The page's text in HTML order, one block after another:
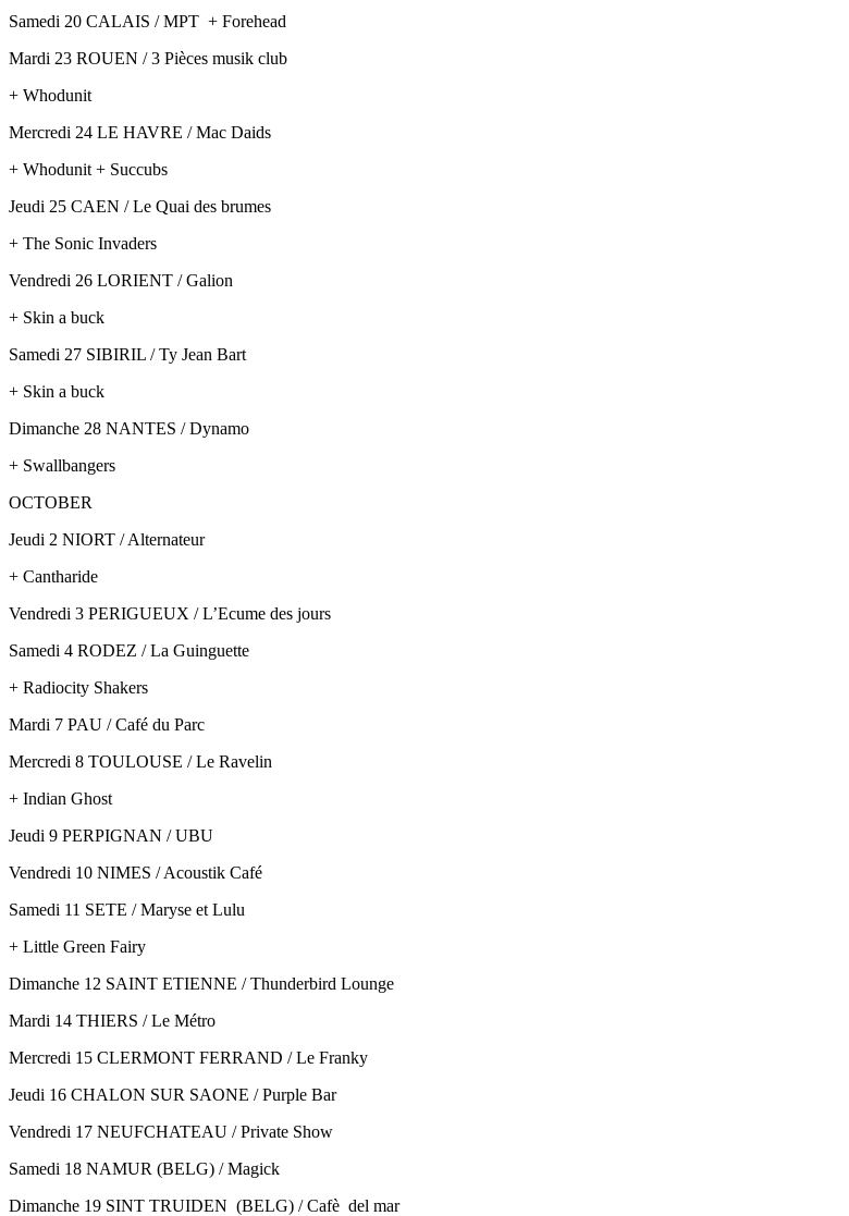
Samedi 20 CALAIS / MPT + Forehead
Mardi 23 ROUEN / 3 Pièces musik club
+ Whodunit
Mercredi 24 LE HAVRE / Mac Daids
+ Whodunit + Succubs
Jeudi 25 CAEN / Le Quai des brumes
+ The Sonic Invaders
Vendredi 26 LORIENT / Galion
+ Skin a buck
Samedi 27 SIBIRIL / Ty Jean Bart
+ Skin a buck
Dimanche 28 NANTES / Dynamo
+ Swallbangers
OCTOBER
Jeudi 2 NIORT / Alternateur
+ Cantharide
Vendredi 3 PERIGUEUX / L’Ecume des jours
Samedi 4 RODEZ / La Guinguette
+ Radiocity Shakers
Mardi 7 PAU / Café du Parc
Mercredi 8 TOULOUSE / Le Ravelin
+ Indian Ghost
Jeudi 9 PERPIGNAN / UBU
Vendredi 10 NIMES / Acoustik Café
Samedi 11 SETE / Maryse et Lulu
+ Little Green Fairy
Dimanche 12 SAINT ETIENNE / Thunderbird Lounge
Mardi 14 THIERS / Le Métro
Mercredi 15 CLERMONT FERRAND / Le Franky
Jeudi 16 CHALON SUR SAONE / Purple Bar
Vendredi 17 NEUFCHATEAU / Private Show
Samedi 18 NAMUR (BELG) / Magick
Dimanche 19 SINT TRUIDEN (BELG) / Cafè del mar